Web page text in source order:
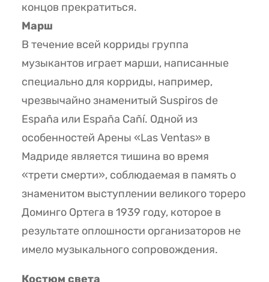
концов прекратиться.
Марш
В течение всей корриды группа
музыкантов играет марши, написанные
специально для корриды, например,
чрезвычайно знаменитый Suspiros de
España или España Cañí. Одной из
особенностей Арены «Las Ventas» в
Мадриде является тишина во время
«трети смерти», соблюдаемая в память о
знаменитом выступлении великого тореро
Доминго Ортега в 1939 году, которое в
результате оплошности организаторов не
имело музыкального сопровождения.
Костюм света